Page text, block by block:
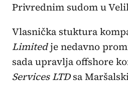
Privrednim sudom u
Vlasnička stuktura
Limitedje nedavno
sada upravlja offshore
Services LTDsa